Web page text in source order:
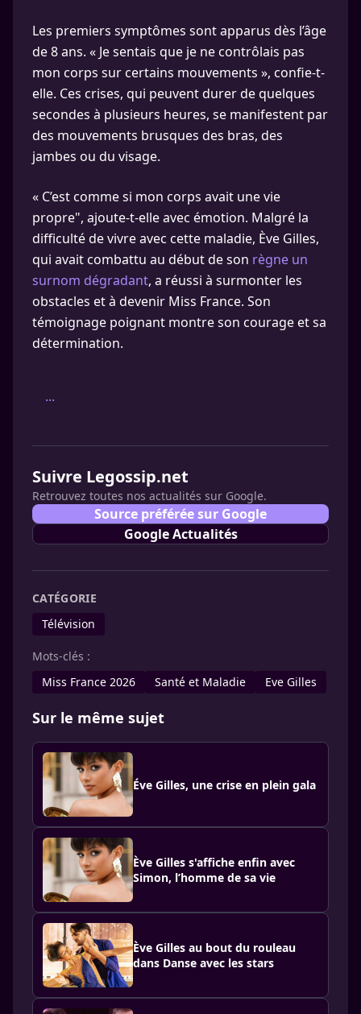
Les premiers symptômes sont apparus dès l’âge
de 8 ans. « Je sentais que je ne contrôlais pas
mon corps sur certains mouvements », confie-t-
elle. Ces crises, qui peuvent durer de quelques
secondes à plusieurs heures, se manifestent par
des mouvements brusques des bras, des
jambes ou du visage.
« C’est comme si mon corps avait une vie
propre", ajoute-t-elle avec émotion. Malgré la
difficulté de vivre avec cette maladie, Ève Gilles,
qui avait combattu au début de son règne un
surnom dégradant, a réussi à surmonter les
obstacles et à devenir Miss France. Son
témoignage poignant montre son courage et sa
détermination.
...
Suivre Legossip.net
Retrouvez toutes nos actualités sur Google.
Source préférée sur Google
Google Actualités
CATÉGORIE
Télévision
Mots-clés :
Miss France 2026
Santé et Maladie Eve Gilles
Sur le même sujet
Éve Gilles, une crise en plein gala
Ève Gilles s'affiche enfin avec
Simon, l’homme de sa vie
Ève Gilles au bout du rouleau
dans Danse avec les stars